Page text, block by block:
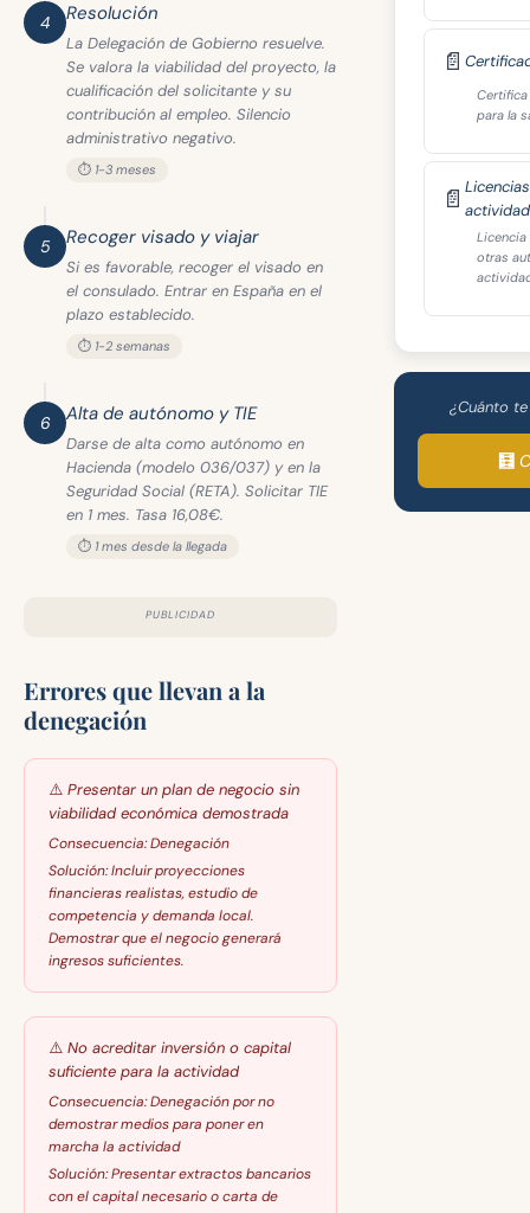
4 Resolución
La Delegación de Gobierno resuelve.
Se valora la viabilidad del proyecto, la
cualificación del solicitante y su
contribución al empleo. Silencio
administrativo negativo.
⏱️ 1-3 meses
5 Recoger visado y viajar
Si es favorable, recoger el visado en
el consulado. Entrar en España en el
plazo establecido.
⏱️ 1-2 semanas
6 Alta de autónomo y TIE
Darse de alta como autónomo en
Hacienda (modelo 036/037) y en la
Seguridad Social (RETA). Solicitar TIE
en 1 mes. Tasa 16,08€.
⏱️ 1 mes desde la llegada
PUBLICIDAD
Errores que llevan a la
denegación
⚠️ Presentar un plan de negocio sin
viabilidad económica demostrada
Consecuencia:Denegación
Solución:Incluir proyecciones
financieras realistas, estudio de
competencia y demanda local.
Demostrar que el negocio generará
ingresos suficientes.
⚠️ No acreditar inversión o capital
suficiente para la actividad
Consecuencia:Denegación por no
demostrar medios para poner en
marcha la actividad
Solución:Presentar extractos bancarios
con el capital necesario o carta de
📄
para la
📄
otras
¿Cuánto
🧮